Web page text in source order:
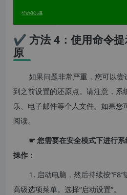
✔ 方法 4：使用命令提
原
如果问题非常严重，您可以
到之前设置的还原点。请注意，系
乐、电子邮件等个人文件。如果您
阅读。
☛ 您需要在安全模式下进行
操作：
1. 启动电脑，然后持续按
高级选项菜单。选择“启动设置”。